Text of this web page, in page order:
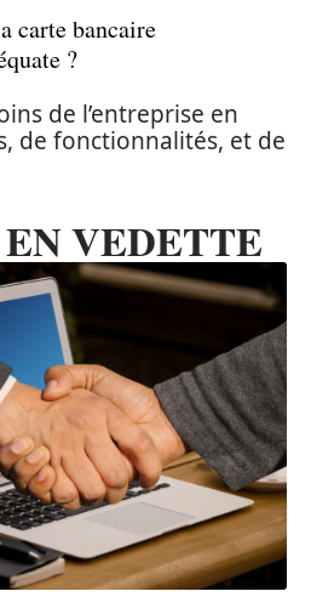
carte bancaire
?
de l’entreprise en
de fonctionnalités, et de
VEDETTE